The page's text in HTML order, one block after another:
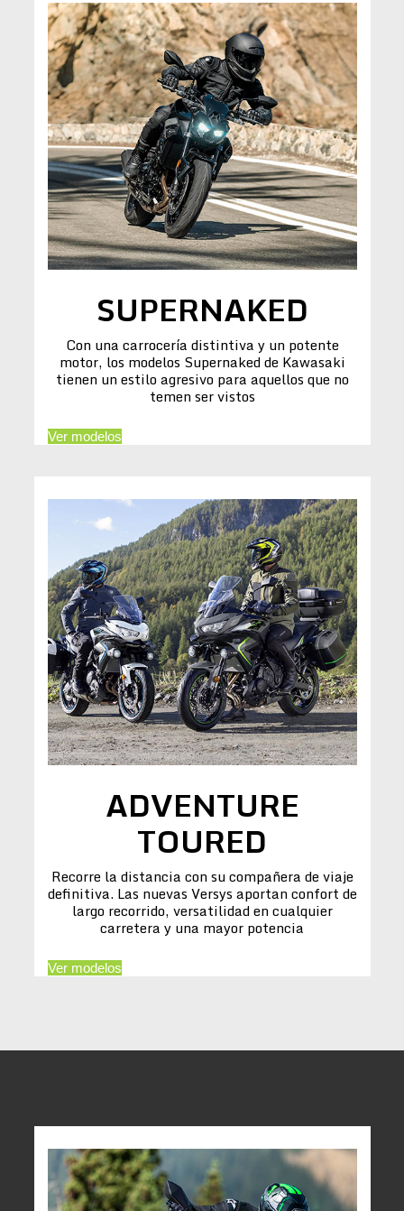
SUPERNAKED
Con una carrocería distintiva y un potente
motor, los modelos Supernaked de Kawasaki
tienen un estilo agresivo para aquellos que no
temen ser vistos
Ver modelos
ADVENTURE
TOURED
Recorre la distancia con su compañera de viaje
definitiva. Las nuevas Versys aportan confort de
largo recorrido, versatilidad en cualquier
carretera y una mayor potencia
Ver modelos